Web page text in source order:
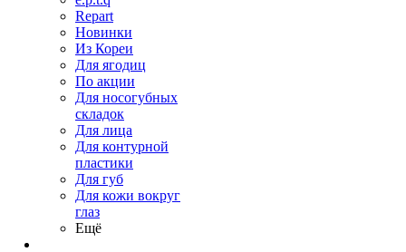
Repart
Новинки
Из Кореи
Для ягодиц
По акции
Для носогубных
складок
Для лица
Для контурной
пластики
Для губ
Для кожи вокруг
глаз
Ещё